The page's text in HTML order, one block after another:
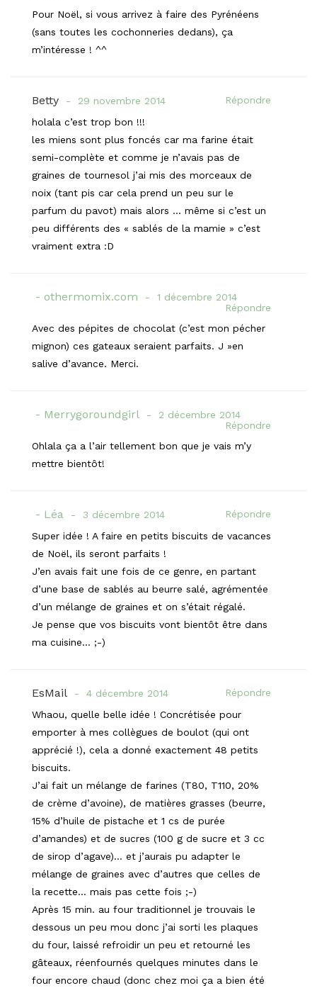
Pour Noël, si vous arrivez à faire des Pyrénéens
(sans toutes les cochonneries dedans), ça
m’intéresse ! ^^
Betty 29 novembre 2014
Répondre
holala c’est trop bon !!!
les miens sont plus foncés car ma farine était
semi-complète et comme je n’avais pas de
graines de tournesol j’ai mis des morceaux de
noix (tant pis car cela prend un peu sur le
parfum du pavot) mais alors … même si c’est un
peu différents des « sablés de la mamie » c’est
vraiment extra :D
othermomix.com
1 décembre 2014
Répondre
Avec des pépites de chocolat (c’est mon pécher
mignon) ces gateaux seraient parfaits. J »en
salive d’avance. Merci.
Merrygoroundgirl
2 décembre 2014
Répondre
Ohlala ça a l’air tellement bon que je vais m’y
mettre bientôt!
Léa 3 décembre 2014
Répondre
Super idée ! A faire en petits biscuits de vacances
de Noël, ils seront parfaits !
J’en avais fait une fois de ce genre, en partant
d’une base de sablés au beurre salé, agrémentée
d’un mélange de graines et on s’était régalé.
Je pense que vos biscuits vont bientôt être dans
ma cuisine… ;-)
EsMail 4 décembre 2014
Répondre
Whaou, quelle belle idée ! Concrétisée pour
emporter à mes collègues de boulot (qui ont
apprécié !), cela a donné exactement 48 petits
biscuits.
J’ai fait un mélange de farines (T80, T110, 20%
de crème d’avoine), de matières grasses (beurre,
15% d’huile de pistache et 1 cs de purée
d’amandes) et de sucres (100 g de sucre et 3 cc
de sirop d’agave)… et j’aurais pu adapter le
mélange de graines avec d’autres que celles de
la recette… mais pas cette fois ;-)
Après 15 min. au four traditionnel je trouvais le
dessous un peu mou donc j’ai sorti les plaques
du four, laissé refroidir un peu et retourné les
gâteaux, réenfournés quelques minutes dans le
four encore chaud (donc chez moi ça a bien été